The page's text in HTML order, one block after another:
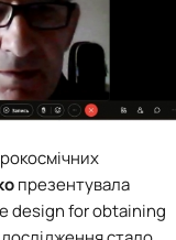
презентувала
design for obtaining